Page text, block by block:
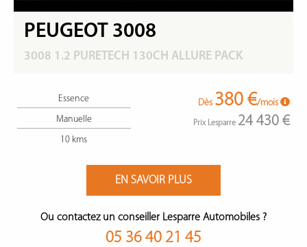
PEUGEOT 3008
3008 1.2 PURETECH 130CH ALLURE PACK
Essence
Manuelle
10 kms
Dès 380 €/mois
Prix Lesparre 24 430 €
EN SAVOIR PLUS
Ou contactez un conseiller Lesparre Automobiles ?
05 36 40 21 45